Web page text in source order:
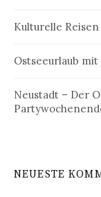
Kulturelle Reisen
Ostseeurlaub
Neustadt – Der
NEUESTE